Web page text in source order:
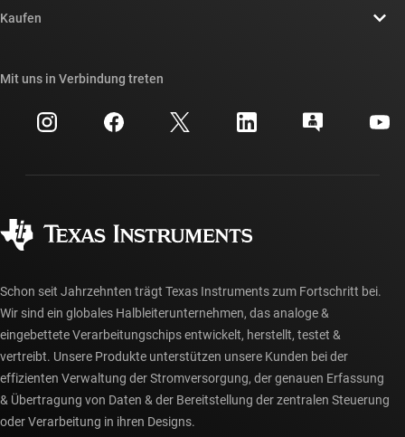
Newsroom
Investorenbeziehungen
Fertigung
Querverweis-Suche
Kundensupportzentrum
myTI-Konto FAQs
Kaufen
Häufig gestellte Fragen zu Bestellungen
Mit uns in Verbindung treten
Schon seit Jahrzehnten trägt Texas Instruments zum Fortschritt bei.
Wir sind ein globales Halbleiterunternehmen, das analoge &
eingebettete Verarbeitungschips entwickelt, herstellt, testet &
vertreibt. Unsere Produkte unterstützen unsere Kunden bei der
effizienten Verwaltung der Stromversorgung, der genauen Erfassung
& Übertragung von Daten & der Bereitstellung der zentralen Steuerung
oder Verarbeitung in ihren Designs.